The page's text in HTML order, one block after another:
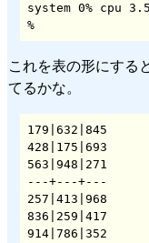
system 0% cpu
%
これを表の形にする
てるかな。
179|632|845
428|175|693
563|948|271
---+---+---
257|413|968
836|259|417
914|786|352